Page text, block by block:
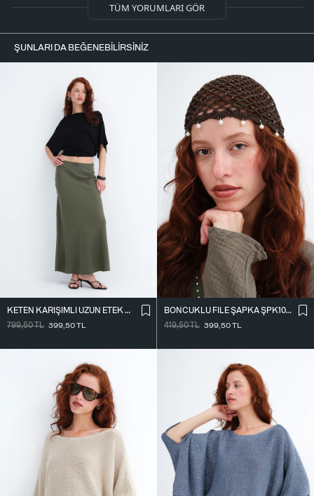
TÜM YORUMLARI GÖR
ŞUNLARI DA BEĞENEBILIRSINIZ
KETEN KARIŞIMLI UZUN ETEK E18087
799,50TL 399,50TL
BONCUKLU FILE ŞAPKA ŞPK1095
419,50TL 399,50TL